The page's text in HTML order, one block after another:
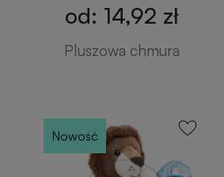
od: 14,92 zł
Pluszowa chmura
Nowość